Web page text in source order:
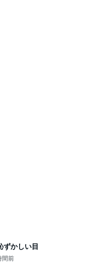
ずかしい目
間前